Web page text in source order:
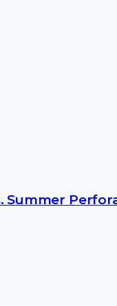
Summer